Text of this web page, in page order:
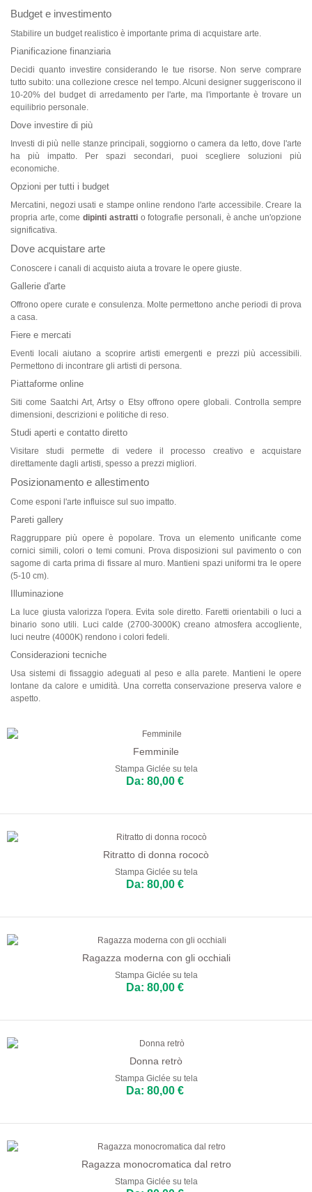
Budget e investimento
Stabilire un budget realistico è importante prima di acquistare arte.
Pianificazione finanziaria
Decidi quanto investire considerando le tue risorse. Non serve comprare
tutto subito: una collezione cresce nel tempo. Alcuni designer suggeriscono il
10-20% del budget di arredamento per l'arte, ma l'importante è trovare un
equilibrio personale.
Dove investire di più
Investi di più nelle stanze principali, soggiorno o camera da letto, dove l'arte
ha più impatto. Per spazi secondari, puoi scegliere soluzioni più
economiche.
Opzioni per tutti i budget
Mercatini, negozi usati e stampe online rendono l'arte accessibile. Creare la
propria arte, comedipinti astrattio fotografie personali, è anche un'opzione
significativa.
Dove acquistare arte
Conoscere i canali di acquisto aiuta a trovare le opere giuste.
Gallerie d'arte
Offrono opere curate e consulenza. Molte permettono anche periodi di prova
a casa.
Fiere e mercati
Eventi locali aiutano a scoprire artisti emergenti e prezzi più accessibili.
Permettono di incontrare gli artisti di persona.
Piattaforme online
Siti come Saatchi Art, Artsy o Etsy offrono opere globali. Controlla sempre
dimensioni, descrizioni e politiche di reso.
Studi aperti e contatto diretto
Visitare studi permette di vedere il processo creativo e acquistare
direttamente dagli artisti, spesso a prezzi migliori.
Posizionamento e allestimento
Come esponi l'arte influisce sul suo impatto.
Pareti gallery
Raggruppare più opere è popolare. Trova un elemento unificante come
cornici simili, colori o temi comuni. Prova disposizioni sul pavimento o con
sagome di carta prima di fissare al muro. Mantieni spazi uniformi tra le opere
(5-10 cm).
Illuminazione
La luce giusta valorizza l'opera. Evita sole diretto. Faretti orientabili o luci a
binario sono utili. Luci calde (2700-3000K) creano atmosfera accogliente,
luci neutre (4000K) rendono i colori fedeli.
Considerazioni tecniche
Usa sistemi di fissaggio adeguati al peso e alla parete. Mantieni le opere
lontane da calore e umidità. Una corretta conservazione preserva valore e
aspetto.
Femminile
Stampa Giclée su tela
Da: 80,00 €
Ritratto di donna rococò
Stampa Giclée su tela
Da: 80,00 €
Ragazza moderna con gli occhiali
Stampa Giclée su tela
Da: 80,00 €
Donna retrò
Stampa Giclée su tela
Da: 80,00 €
Ragazza monocromatica dal retro
Stampa Giclée su tela